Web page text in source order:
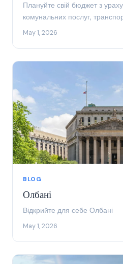
Плануйте свій бюджет з
комунальних послуг,
May 1, 2026
BLOG
Олбані
Відкрийте для себе Олбані
May 1, 2026